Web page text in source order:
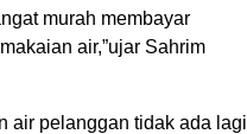
murah membayar
air,”ujar Sahrim
air pelanggan tidak ada lagi